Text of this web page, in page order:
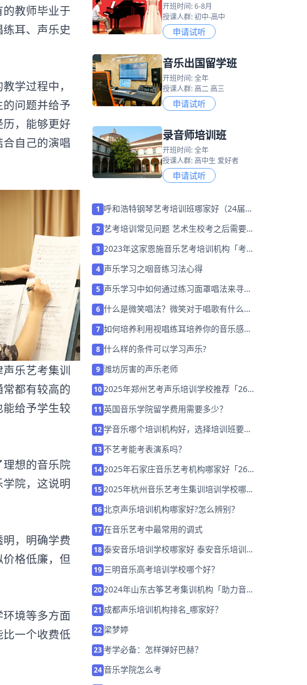
教师毕业于
耳、声乐史
学过程中，
问题并给予
，能够更好
自己的演唱
声乐艺考集训
都有较高的
给予学生较
想的音乐院
院，这说明
，明确学费
格低廉，但
境等多方面
一个收费低
开班时间: 6-8月
授课人群: 初中-高中
申请试听
音乐出国留学班
开班时间: 全年
授课人群: 高二 高三
申请试听
录音师培训班
开班时间: 全年
授课人群: 高中生 爱好者
申请试听
1 呼和浩特钢琴艺考培训班哪家好（24届怎
2 艺考培训常见问题 艺术生校考之后需要注
3 2023年这家恩施音乐艺考培训机构「考前
4 声乐学习之咽音练习法心得
5 声乐学习中如何通过练习面罩唱法来寻求
6 什么是微笑唱法？微笑对于唱歌有什么好
7 如何培养利用视唱练耳培养你的音乐感受
8 什么样的条件可以学习声乐?
9 潍坊厉害的声乐老师
102025年郑州艺考声乐培训学校推荐「26
11 英国音乐学院留学费用需要多少？
12学音乐哪个培训机构好，选择培训班要注
13 不艺考能考表演系吗？
142025年石家庄音乐艺考机构哪家好「26
152025年杭州音乐艺考生集训培训学校哪家
16北京声乐培训机构哪家好?怎么辨别？
17在音乐艺考中最常用的调式
18泰安音乐培训学校哪家好 泰安音乐培训学
19 三明音乐高考培训学校哪个好？
202024年山东古筝艺考集训机构「助力音乐
21 成都声乐培训机构排名_哪家好？
22梁梦婷
23考学必备：怎样弹好巴赫？
24音乐学院怎么考